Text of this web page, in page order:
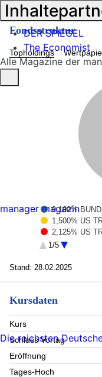
Fondsstruktur
Topholdings
0,100%
1,500% US
2,125% US
1,375% US
1,150%
0,500%
1/5
Stand: 28.02.2025
Kursdaten
Kurs
Schluss Vortag
Eröffnung
Tages-Hoch
DER SPIEGEL
The Economist
Alle Magazine der
manager magazin
Die reichsten